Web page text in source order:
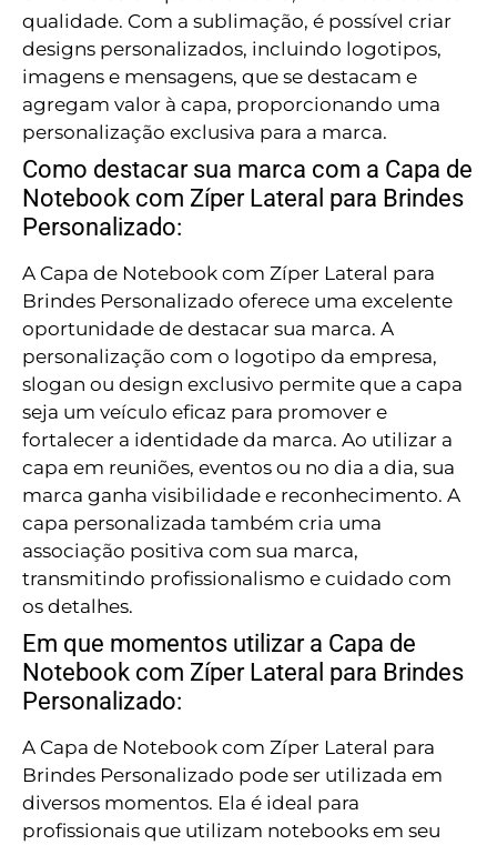
qualidade. Com a sublimação, é possível criar
designs personalizados, incluindo logotipos,
imagens e mensagens, que se destacam e
agregam valor à capa, proporcionando uma
personalização exclusiva para a marca.
Como destacar sua marca com a Capa de
Notebook com Zíper Lateral para Brindes
Personalizado:
A Capa de Notebook com Zíper Lateral para
Brindes Personalizado oferece uma excelente
oportunidade de destacar sua marca. A
personalização com o logotipo da empresa,
slogan ou design exclusivo permite que a capa
seja um veículo eficaz para promover e
fortalecer a identidade da marca. Ao utilizar a
capa em reuniões, eventos ou no dia a dia, sua
marca ganha visibilidade e reconhecimento. A
capa personalizada também cria uma
associação positiva com sua marca,
transmitindo profissionalismo e cuidado com
os detalhes.
Em que momentos utilizar a Capa de
Notebook com Zíper Lateral para Brindes
Personalizado:
A Capa de Notebook com Zíper Lateral para
Brindes Personalizado pode ser utilizada em
diversos momentos. Ela é ideal para
profissionais que utilizam notebooks em seu